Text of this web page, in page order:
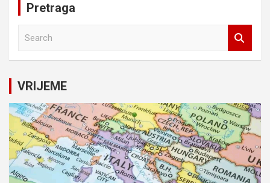
Pretraga
c
h
VRIJEME